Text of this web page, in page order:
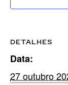
DETALHES
Data:
27 outubro